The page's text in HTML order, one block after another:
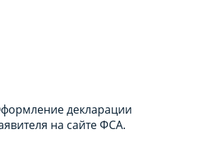
декларации
на сайте ФСА.